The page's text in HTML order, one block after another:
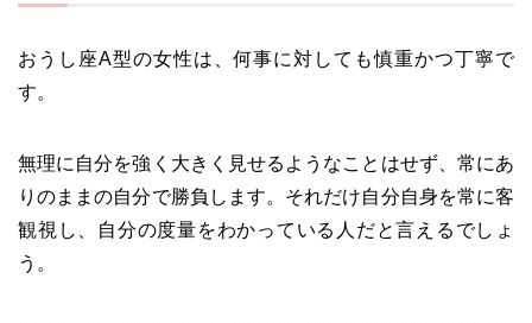
おうし座A型の女性は、何事に対しても慎重かつ丁寧で
す。
無理に自分を強く大きく見せるようなことはせず、常にあ
りのままの自分で勝負します。それだけ自分自身を常に客
観視し、自分の度量をわかっている人だと言えるでしょ
う。